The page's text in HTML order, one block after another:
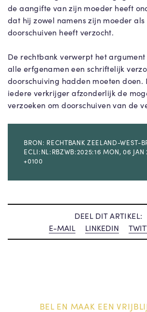
de aangifte van zijn moeder heeft
dat hij zowel namens zijn moeder als
doorschuiven heeft verzocht.
De rechtbank verwerpt het
alle erfgenamen een schriftelijk
doorschuiving hadden moeten doen.
iedere verkrijger afzonderlijk de
verzoeken om doorschuiven van de
BRON: RECHTBANK ZEELAND-WEST-
ECLI:NL:RBZWB:2025:16 MON, 06
+0100
DEEL DIT ARTIKEL:
E-MAIL
LINKEDIN
BEL EN MAAK EEN